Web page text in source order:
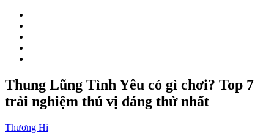
Thung Lũng Tình Yêu có gì chơi? Top 7
trải nghiệm thú vị đáng thử nhất
Thương Hi